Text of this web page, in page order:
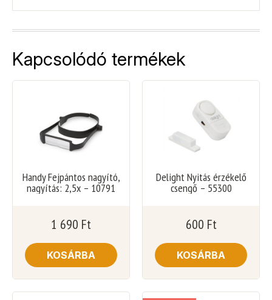
Kapcsolódó termékek
Handy Fejpántos nagyító,
nagyítás: 2,5x – 10791
1 690 Ft
KOSÁRBA
Delight Nyitás érzékelő
csengő – 55300
600 Ft
KOSÁRBA